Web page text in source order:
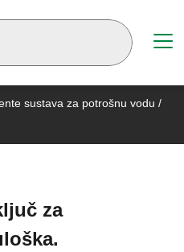
sustava za potrošnu vodu /
za